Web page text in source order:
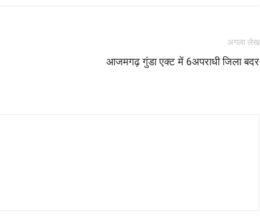
अगला लेख
आजमगढ़ गुंडा एक्ट में 6अपराधी जिला बदर